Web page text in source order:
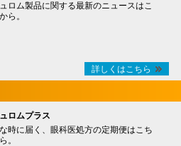
ロム製品に関する最新のニュースはこ
ら。
詳しくはこちら
ロムプラス
時に届く、眼科医処方の定期便はこち
。